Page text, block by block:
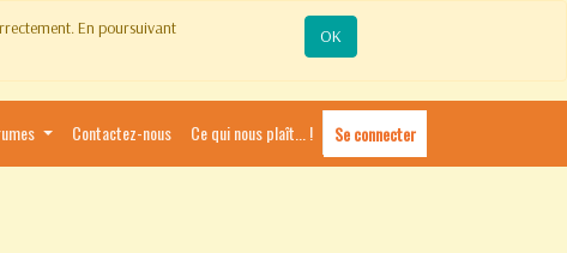
En poursuivant
OK
Contactez-nous Ce qui nous plaît... ! Se connecter